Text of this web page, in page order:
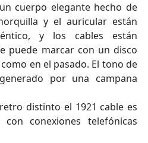
cuerpo elegante hecho de
y el auricular están
y los cables están
puede marcar con un disco
en el pasado. El tono de
por una campana
distinto el 1921 cable es
conexiones telefónicas